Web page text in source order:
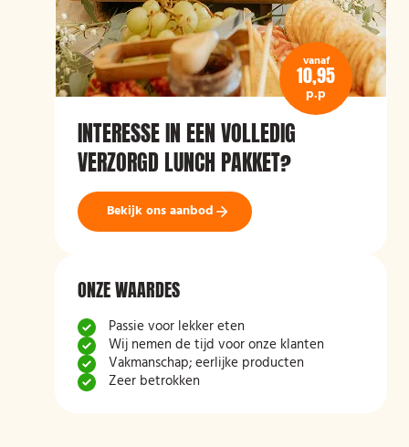
vanaf
10,95
p.p
INTERESSE IN EEN VOLLEDIG
VERZORGD LUNCH PAKKET?
Bekijk ons aanbod
ONZE WAARDES
Passie voor lekker eten
Wij nemen de tijd voor onze klanten
Vakmanschap; eerlijke producten
Zeer betrokken